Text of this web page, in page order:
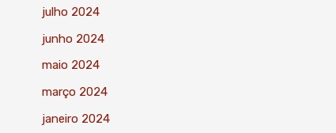
julho 2024
junho 2024
maio 2024
março 2024
janeiro 2024